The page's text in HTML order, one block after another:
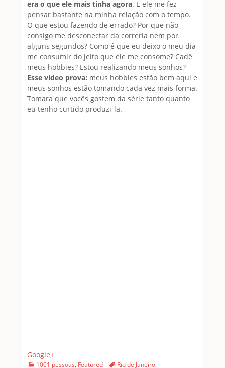
era o que ele mais tinha agora. E ele me fez
pensar bastante na minha relação com o tempo.
O que estou fazendo de errado? Por que não
consigo me desconectar da correria nem por
alguns segundos? Como é que eu deixo o meu dia
me consumir do jeito que ele me consome? Cadê
meus hobbies? Estou realizando meus sonhos?
Esse vídeo prova: meus hobbies estão bem aqui e
meus sonhos estão tomando cada vez mais forma.
Tomara que vocês gostem da série tanto quanto
eu tenho curtido produzi-la.
Google+
Categories
1001 pessoas, Featured TagsRio de Janeiro